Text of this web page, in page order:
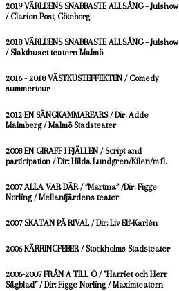
2019 VÄRLDENS SNABBASTE ALLSÅNG – Julshow
/ Clarion Post, Göteborg
2018 VÄRLDENS SNABBASTE ALLSÅNG – Julshow
/ Slakthuset teatern Malmö
2016 - 2018 VÄSTKUSTEFFEKTEN / Comedy
summertour
2012 EN SÄNGKAMMARFARS / Dir: Adde
Malmberg / Malmö Stadsteater
2008 EN GIRAFF I FJÄLLEN / Script and
participation / Dir: Hilda Lundgren/Kilen/m.fl.
2007 ALLA VAR DÄR / ”Martina” /Dir: Figge
Norling / Mellanfjärdens teater
2007 SKATAN PÅ RIVAL / Dir: Liv Elf-Karlén
2006 KÄRRINGFEBER / Stockholms Stadsteater
2006-2007 FRÅN A TILL Ö / ”Harriet och Herr
Sågblad” / Dir: Figge Norling / Maximteatern